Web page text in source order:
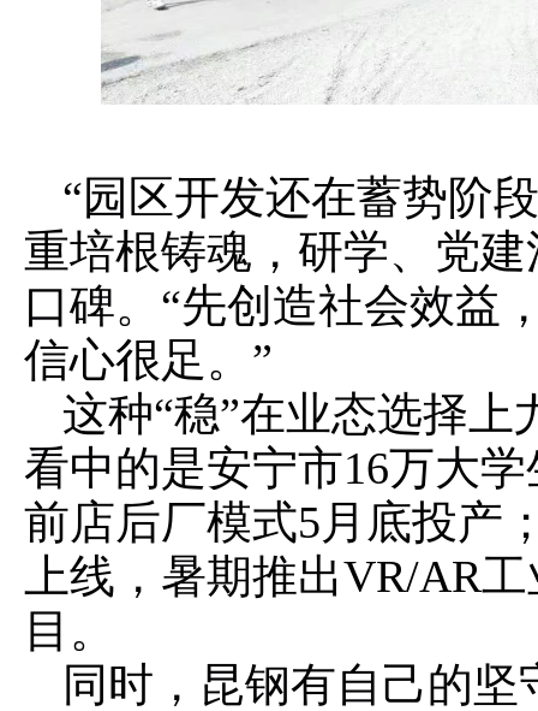
“园区开发还在蓄势阶
重培根铸魂，研学、党
口碑。“先创造社会效益
信心很足。”
这种“稳”在业态选择
看中的是安宁市16万大
前店后厂模式5月底投产
上线，暑期推出VR/AR
目。
同时，昆钢有自己的